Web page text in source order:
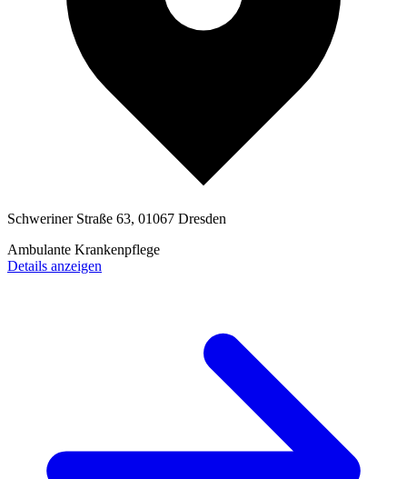
Schweriner Straße 63, 01067 Dresden
Ambulante Krankenpflege
Details anzeigen